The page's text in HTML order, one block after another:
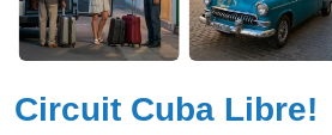
Circuit Cuba Libre!